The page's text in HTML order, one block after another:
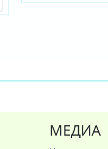
МЕДИА